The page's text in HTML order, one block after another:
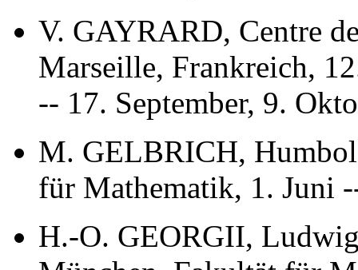
V. GAYRARD, Centre
Marseille, Frankreich,
-- 17. September, 9.
M. GELBRICH,
für Mathematik, 1. Juni
H.-O. GEORGII,